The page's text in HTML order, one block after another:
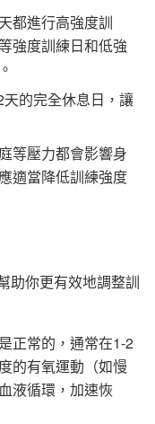
都進行高強度訓
強度訓練日和低強
的完全休息日，讓
等壓力都會影響身
適當降低訓練強度
助你更有效地調整訓
正常的，通常在1-2
的有氧運動（如慢
液循環，加速恢